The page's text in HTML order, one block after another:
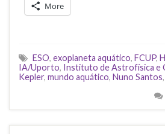
More
ESO, exoplaneta aquático, FCUP,
IA/Uporto, Instituto de Astrofísica e
Kepler, mundo aquático, Nuno Santos,